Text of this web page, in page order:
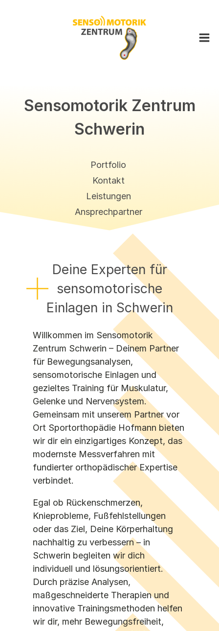
Frankfurt
Karlsruhe
Leipzig
Main-Kinzig-Kreis
Marburg
Münster
Pfalz
Regensburg
Saar
Schwerin
Südbaden
Wolfsburg
Sensomotorik Zentrum
Schwerin
Portfolio
Kontakt
Leistungen
Ansprechpartner
Deine Experten für
sensomotorische
Einlagen in Schwerin
Willkommen im Sensomotorik
Zentrum Schwerin – Deinem Partner
für Bewegungsanalysen,
sensomotorische Einlagen und
gezieltes Training für Muskulatur,
Gelenke und Nervensystem.
Gemeinsam mit unserem Partner vor
Ort Sportorthopädie Hofmann bieten
wir dir ein einzigartiges Konzept, das
modernste Messverfahren mit
fundierter orthopädischer Expertise
verbindet.
Egal ob Rückenschmerzen,
Knieprobleme, Fußfehlstellungen
oder das Ziel, Deine Körperhaltung
nachhaltig zu verbessern – in
Schwerin begleiten wir dich
individuell und lösungsorientiert.
Durch präzise Analysen,
maßgeschneiderte Therapien und
innovative Trainingsmethoden helfen
wir dir, mehr Bewegungsfreiheit,